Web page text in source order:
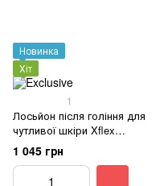
Новинка
Хіт
1
Лосьйон після гоління для
чутливої шкіри Xflex
Aftershave Amber 375ml
1 045 грн